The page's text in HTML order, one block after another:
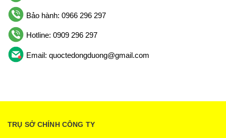
Bảo hành: 0966 296 297
Hotline: 0909 296 297
Email: quoctedongduong@gmail.com
TRỤ SỞ CHÍNH CÔNG TY